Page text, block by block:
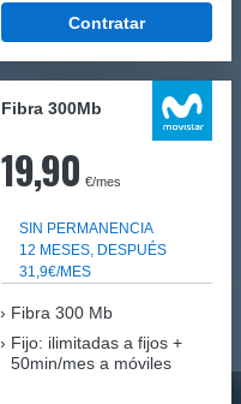
Contratar
Fibra 300Mb
19,90 €/mes
SIN PERMANENCIA
12 MESES, DESPUÉS
31,9€/MES
Fibra 300 Mb
Fijo: ilimitadas a fijos +
50min/mes a móviles